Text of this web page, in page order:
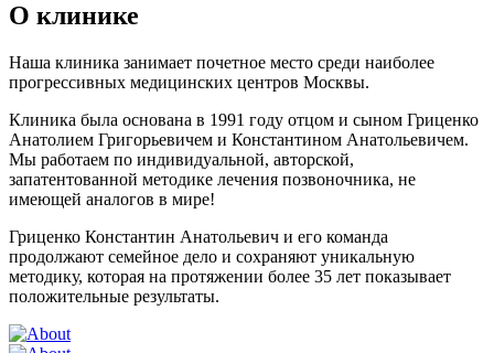
О клинике
Наша клиника занимает почетное место среди наиболее
прогрессивных медицинских центров Москвы.
Клиника была основана в 1991 году отцом и сыном Гриценко
Анатолием Григорьевичем и Константином Анатольевичем.
Мы работаем по индивидуальной, авторской,
запатентованной методике лечения позвоночника, не
имеющей аналогов в мире!
Гриценко Константин Анатольевич и его команда
продолжают семейное дело и сохраняют уникальную
методику, которая на протяжении более 35 лет показывает
положительные результаты.